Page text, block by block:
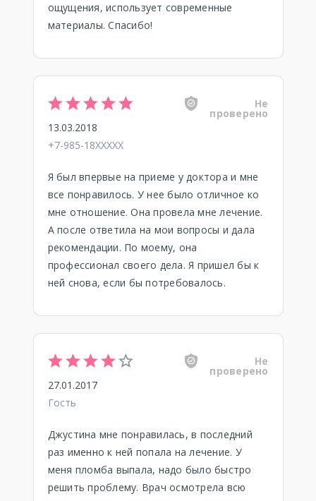
ощущения, использует современные
материалы. Спасибо!
Не
проверено
13.03.2018
+7-985-18XXXXX
Я был впервые на приеме у доктора и мне
все понравилось. У нее было отличное ко
мне отношение. Она провела мне лечение.
А после ответила на мои вопросы и дала
рекомендации. По моему, она
профессионал своего дела. Я пришел бы к
ней снова, если бы потребовалось.
Не
проверено
27.01.2017
Гость
Джустина мне понравилась, в последний
раз именно к ней попала на лечение. У
меня пломба выпала, надо было быстро
решить проблему. Врач осмотрела всю